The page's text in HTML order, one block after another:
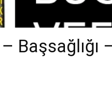
Başsağlığı